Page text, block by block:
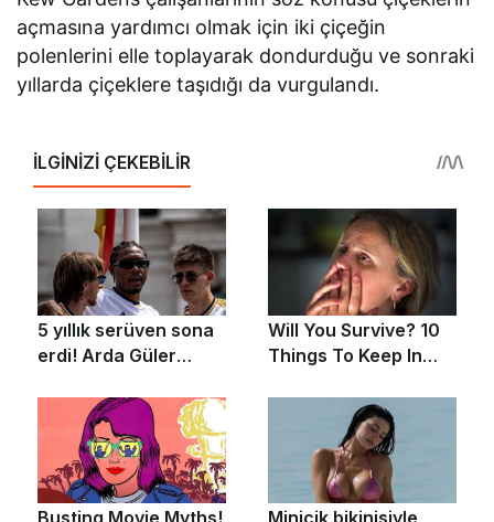
açmasına yardımcı olmak için iki çiçeğin
polenlerini elle toplayarak dondurduğu ve sonraki
yıllarda çiçeklere taşıdığı da vurgulandı.